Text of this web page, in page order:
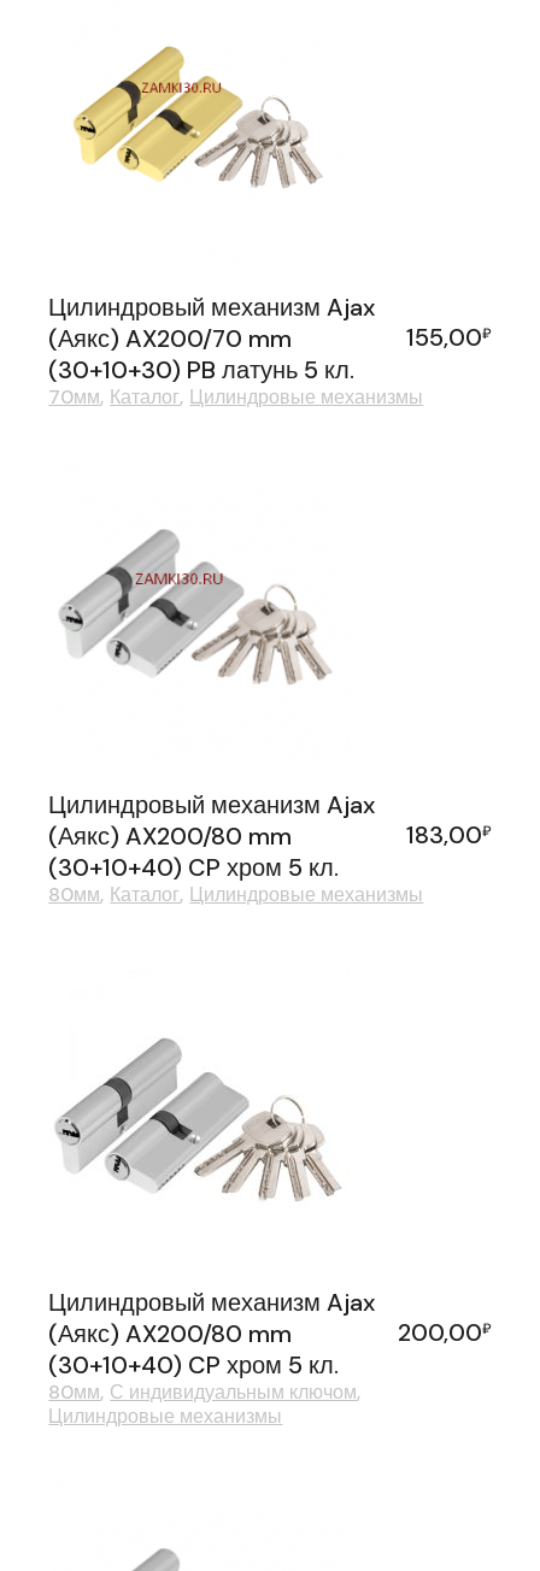
Цилиндровый механизм Ajax
(Аякс) AX200/70 mm
(30+10+30) PB латунь 5 кл.
155,00₽
70мм Каталог Цилиндровые механизмы
Цилиндровый механизм Ajax
(Аякс) AX200/80 mm
(30+10+40) CP хром 5 кл.
183,00₽
80мм Каталог Цилиндровые механизмы
Цилиндровый механизм Ajax
(Аякс) AX200/80 mm
(30+10+40) CP хром 5 кл.
200,00₽
80мм С индивидуальным ключом
Цилиндровые механизмы